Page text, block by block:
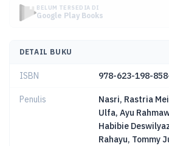
BELUM TERSEDIA DI
Google Play Books
DETAIL BUKU
ISBN 978-623-198-
Penulis
Nasri, Rastria
Ulfa, Ayu
Habibie
Rahayu, Tommy